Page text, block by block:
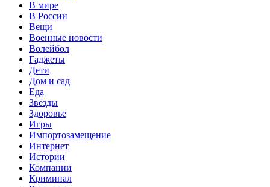
В мире
В России
Вещи
Военные новости
Волейбол
Гаджеты
Дети
Дом и сад
Еда
Звёзды
Здоровье
Игры
Импортозамещение
Интернет
Истории
Компании
Криминал